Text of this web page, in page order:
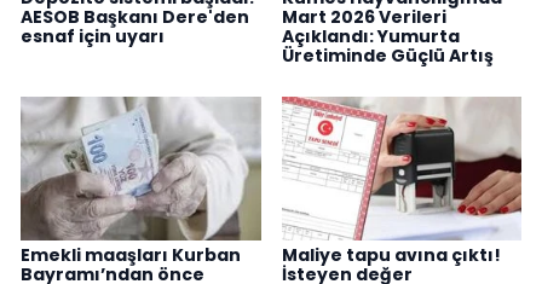
AESOB Başkanı Dere'den
esnaf için uyarı
Mart 2026 Verileri
Açıklandı: Yumurta
Üretiminde Güçlü Artış
Emekli maaşları Kurban
Bayramı’ndan önce
Maliye tapu avına çıktı!
İsteyen değer